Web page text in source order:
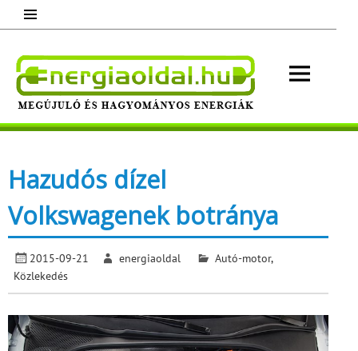
content
Megújuló és hagyományos energiák.
Hazudós dízel
Volkswagenek botránya
2015-09-21 energiaoldal Autó-motor,
Közlekedés